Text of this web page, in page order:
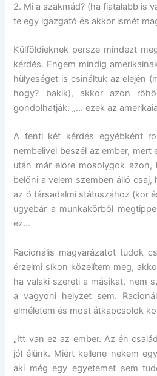
2. Mi a szakmád? (ha fiatalabb is
te egy igazgató és akkor ismét
Külföldieknek persze mindezt
kérdés. Engem mindig
hülyeséget is csináltuk az elején
hogy? bakik), akkor azon
gondolhatják: „… ezek az
A fenti két kérdés egyébként
nembelivel beszél az ember,
után már előre mosolygok
belőni a velem szemben álló csaj,
az ő társadalmi státuszához (kor
ugyebár a munkakörből
ez…
Racionális magyarázatot tudok
érzelmi síkon közelítem meg,
ha valaki szereti a másikat, nem
a vagyoni helyzet sem.
elméletem és most átkapcsolok
„Itt van ez az ember. Az én
jól élünk. Miért kellene nekem
aki még egy egyetemet sem